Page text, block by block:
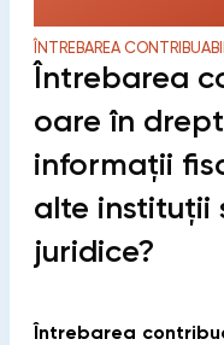
ÎNTREBAREA
Întrebarea
oare în
informații
alte instituții
juridice?
Întrebarea